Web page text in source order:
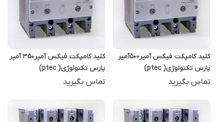
کلید کامپکت فیکس آمپر500آمپر
پارس تکنولوژی( ptec)
تماس بگیرید
کلید کامپکت فیکس آمپر350 آمپر
پارس تکنولوژی( ptec)
تماس بگیرید